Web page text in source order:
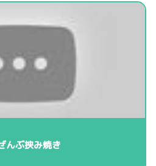
んぶ挟み焼き